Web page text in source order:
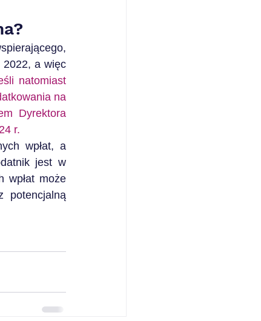
2022, a więc
natomiast
na
Dyrektora
r.
wpłat, a
jest w
wpłat może
potencjalną